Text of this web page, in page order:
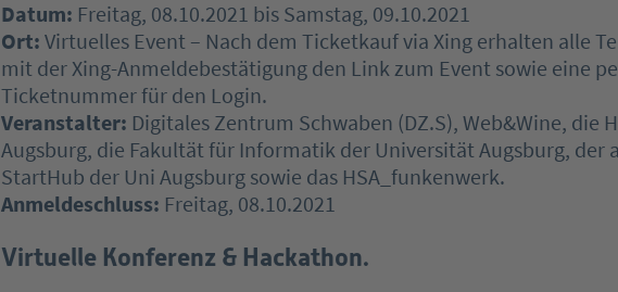
Datum: Freitag, 08.10.2021 bis Samstag, 09.10.2021
Ort: Virtuelles Event – Nach dem Ticketkauf via Xing erhalten alle
mit der Xing-Anmeldebestätigung den Link zum Event sowie eine
Ticketnummer für den Login.
Veranstalter: Digitales Zentrum Schwaben (DZ.S), Web&Wine, die
Augsburg, die Fakultät für Informatik der Universität Augsburg, der
StartHub der Uni Augsburg sowie das HSA_funkenwerk.
Anmeldeschluss: Freitag, 08.10.2021
Virtuelle Konferenz & Hackathon.